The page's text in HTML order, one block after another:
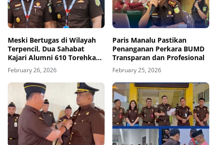
Meski Bertugas di Wilayah
Terpencil, Dua Sahabat
Kajari Alumni 610 Torehkan
Prestasi
February 26, 2026
Paris Manalu Pastikan
Penanganan Perkara BUMD
Transparan dan Profesional
February 25, 2026